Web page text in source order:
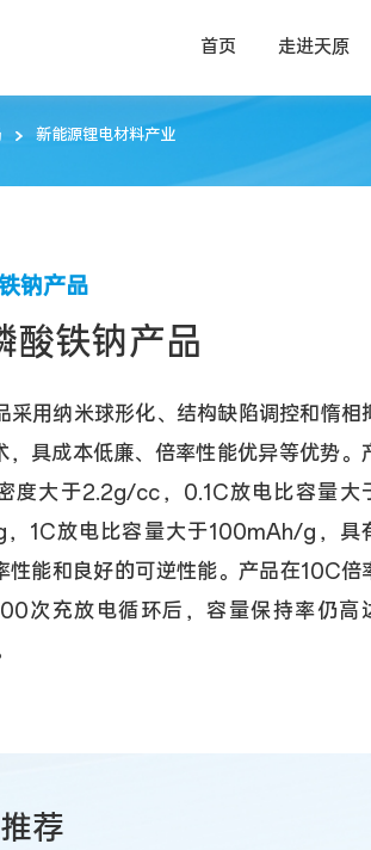
首页 走进天原
新能源锂电材料产业
钠产品
酸铁钠产品
采用纳米球形化、结构缺陷调控和惰相
，具成本低廉、倍率性能优异等优势。
度大于2.2g/cc，0.1C放电比容量大
，1C放电比容量大于100mAh/g，具
性能和良好的可逆性能。产品在10C倍
次充放电循环后，容量保持率仍高
荐